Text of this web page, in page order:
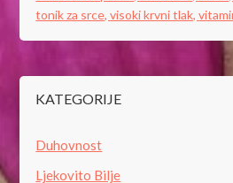
tonik za srce,visoki krvni tlak,
KATEGORIJE
Duhovnost
Ljekovito Bilje